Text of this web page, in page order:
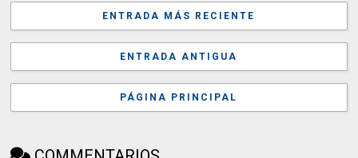
ENTRADA MÁS RECIENTE
ENTRADA ANTIGUA
PÁGINA PRINCIPAL